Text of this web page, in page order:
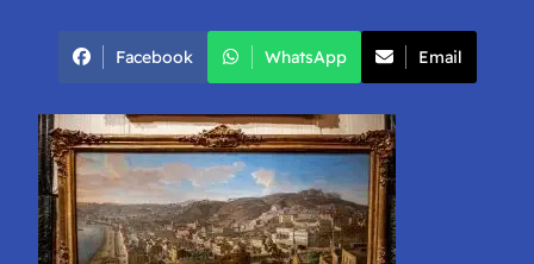
Facebook WhatsApp Email